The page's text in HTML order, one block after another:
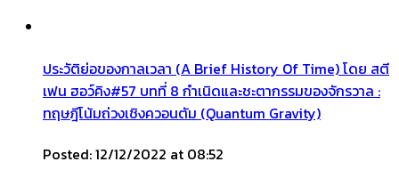
ประวัติย่อของกาลเวลา (A Brief History Of Time) โดย สตี
เฟน ฮอว์คิง#57 บทที่ 8 กำเนิดและชะตากรรมของจักรวาล :
ทฤษฎีโน้มถ่วงเชิงควอนตัม (Quantum Gravity)
Posted: 12/12/2022 at 08:52